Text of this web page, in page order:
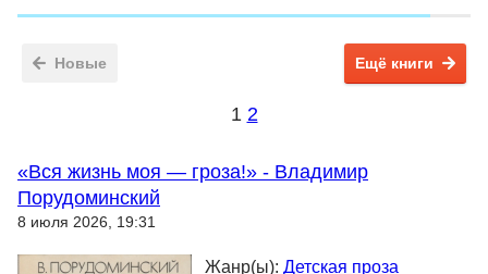
Новые Ещё книги
1 2
«Вся жизнь моя — гроза!» - Владимир
Порудоминский
8 июля 2026, 19:31
Жанр(ы): Детская проза